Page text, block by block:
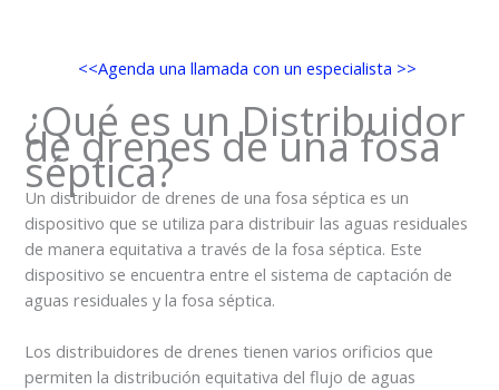
<<Agenda una llamada con un especialista >>
¿Qué es un Distribuidor
de drenes de una fosa
séptica?
Un distribuidor de drenes de una fosa séptica es un
dispositivo que se utiliza para distribuir las aguas residuales
de manera equitativa a través de la fosa séptica. Este
dispositivo se encuentra entre el sistema de captación de
aguas residuales y la fosa séptica.
Los distribuidores de drenes tienen varios orificios que
permiten la distribución equitativa del flujo de aguas